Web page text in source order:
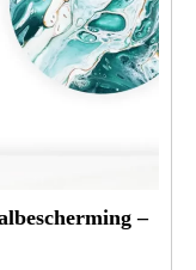
–